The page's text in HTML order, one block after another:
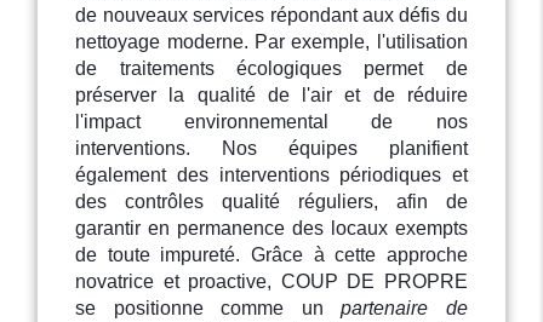
de nouveaux services répondant aux défis du
nettoyage moderne. Par exemple, l'utilisation
de traitements écologiques permet de
préserver la qualité de l'air et de réduire
l'impact environnemental de nos
interventions. Nos équipes planifient
également des interventions périodiques et
des contrôles qualité réguliers, afin de
garantir en permanence des locaux exempts
de toute impureté. Grâce à cette approche
novatrice et proactive, COUP DE PROPRE
se positionne comme unpartenaire de